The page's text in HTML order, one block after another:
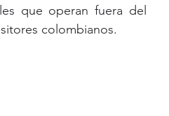
que operan fuera del
colombianos.